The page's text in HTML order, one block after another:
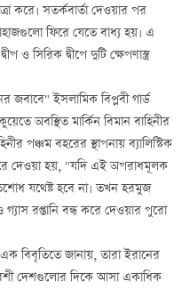
করে। সতর্কবার্তা দেওয়ার পর
ফিরে যেতে বাধ্য হয়। এ
ও সিরিক দ্বীপে দুটি ক্ষেপণাস্ত্র
ইসলামিক বিপ্লবী গার্ড
অবস্থিত মার্কিন বিমান বাহিনীর
পঞ্চম বহরের স্থাপনায় ব্যালিস্টিক
দেওয়া হয়, "যদি এই অপরাধমূলক
যথেষ্ট হবে না। তখন হরমুজ
রপ্তানি বন্ধ করে দেওয়ার পুরো
বিবৃতিতে জানায়, তারা ইরানের
দেশগুলোর দিকে আসা একাধিক